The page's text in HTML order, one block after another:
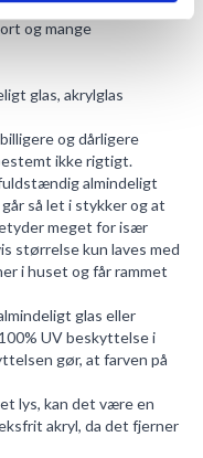
og mange
glas, akrylglas
og dårligere
ikke rigtigt.
almindeligt
så let i stykker og at
meget for især
størrelse kun laves med
i huset og får rammet
glas eller
UV beskyttelse i
gør, at farven på
lys, kan det være en
akryl, da det fjerner